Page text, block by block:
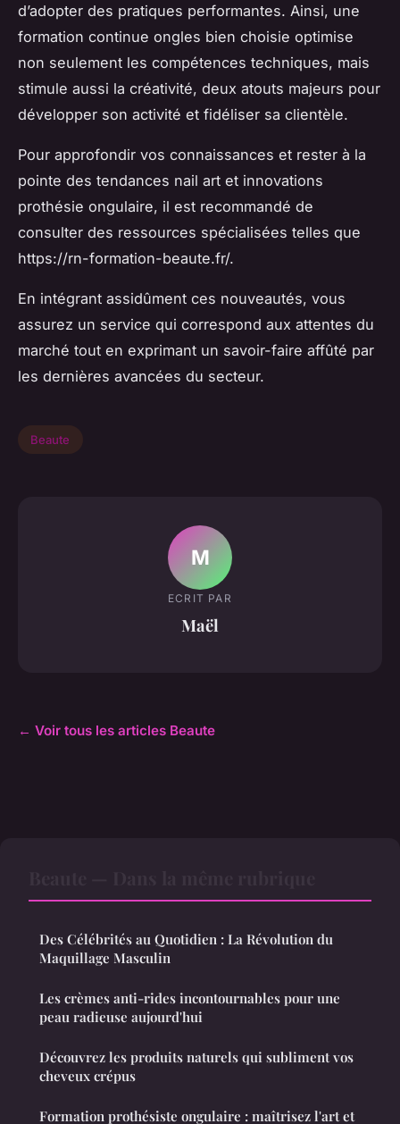
d’adopter des pratiques performantes. Ainsi, une
formation continue ongles bien choisie optimise
non seulement les compétences techniques, mais
stimule aussi la créativité, deux atouts majeurs pour
développer son activité et fidéliser sa clientèle.
Pour approfondir vos connaissances et rester à la
pointe des tendances nail art et innovations
prothésie ongulaire, il est recommandé de
consulter des ressources spécialisées telles que
https://rn-formation-beaute.fr/.
En intégrant assidûment ces nouveautés, vous
assurez un service qui correspond aux attentes du
marché tout en exprimant un savoir-faire affûté par
les dernières avancées du secteur.
Beaute
M
ECRIT PAR
Maël
← Voir tous les articles Beaute
Des Célébrités au Quotidien : La Révolution du
Maquillage Masculin
Les crèmes anti-rides incontournables pour une
peau radieuse aujourd'hui
Découvrez les produits naturels qui subliment vos
cheveux crépus
Formation prothésiste ongulaire : maîtrisez l'art et